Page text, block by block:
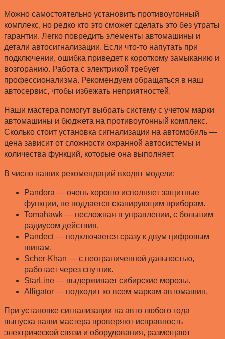
Можно самостоятельно установить противоугонный
комплекс, но редко кто это сможет сделать это без утраты
гарантии. Легко повредить элементы автомашины и
детали автосигнализации. Если что-то напутать при
подключении, ошибка приведет к короткому замыканию и
возгоранию. Работа с электрикой требует
профессионализма. Рекомендуем обращаться в наш
автосервис, чтобы избежать неприятностей.
Наши мастера помогут выбрать систему с учетом марки
автомашины и бюджета на противоугонный комплекс.
Сколько стоит установка сигнализации на автомобиль —
цена зависит от сложности охранной автосистемы и
количества функций, которые она выполняет.
В число наших рекомендаций входят модели:
Pandora — очень хорошо исполняет защитные
функции, не поддается сканирующим приборам.
Tomahawk — несложная в управлении, с большим
радиусом действия.
Pandect — подключается сразу к двум цифровым
шинам.
Scher-Khan — с неограниченной дальностью,
работает через спутник.
StarLine — выдерживает сибирские морозы.
Alligator — подходит ко всем маркам автомашин.
При установке сигнализации на авто любого года
выпуска наши мастера проверяют исправность
электрической связи и оборудования, размещают